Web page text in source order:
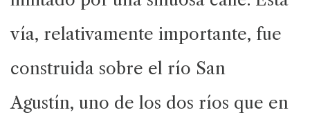
vía, relativamente importante, fue
construida sobre el río San
Agustín, uno de los dos ríos que en